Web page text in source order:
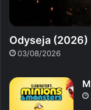
Odyseja (2026)
03/08/2026